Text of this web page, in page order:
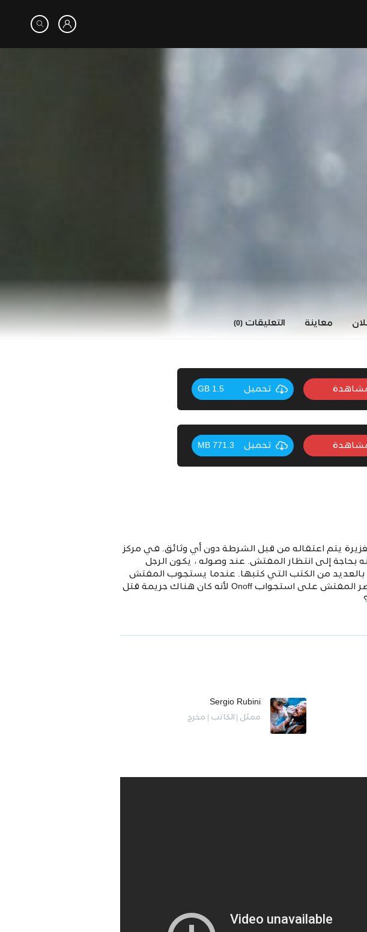
معاينة التعليقات (0)
تحميل 1.5 GB
تحميل 771.3 MB
يتم اعتقاله من قبل الشرطة دون أي وثائق. في مركز
بحاجة إلى انتظار المفتش. عند وصوله ، يكون الرجل
من الكتب التي كتبها. عندما يستجوب المفتش
Onoff ، لن يتمكن من تذكر الساعات الأربع الأخيرة. على طول الليل الممطر ، يصر المفتش على استجواب Onoff لأنه كان هناك جريمة قتل
Sergio Rubini
ممثل | الكاتب | مخرج